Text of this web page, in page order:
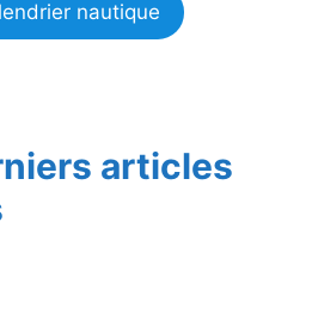
nautique
articles